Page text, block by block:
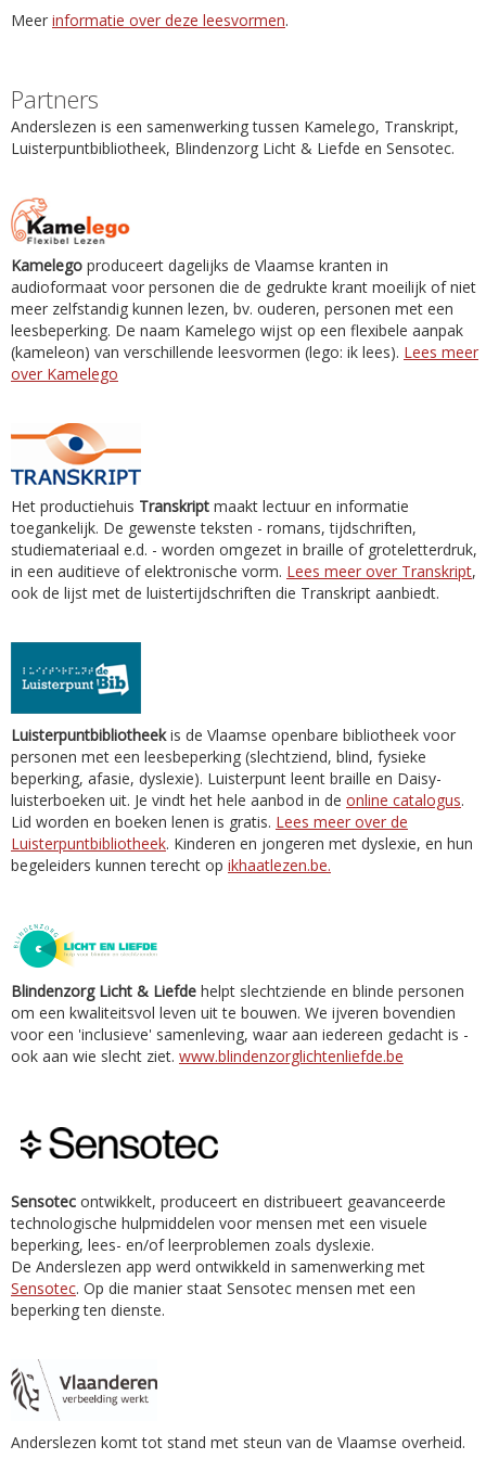
Meer informatie over deze leesvormen.
Partners
Anderslezen is een samenwerking tussen Kamelego, Transkript,
Luisterpuntbibliotheek, Blindenzorg Licht & Liefde en Sensotec.
Kamelego produceert dagelijks de Vlaamse kranten in
audioformaat voor personen die de gedrukte krant moeilijk of niet
meer zelfstandig kunnen lezen, bv. ouderen, personen met een
leesbeperking. De naam Kamelego wijst op een flexibele aanpak
(kameleon) van verschillende leesvormen (lego: ik lees). Lees meer
over Kamelego
Het productiehuis Transkript maakt lectuur en informatie
toegankelijk. De gewenste teksten - romans, tijdschriften,
studiemateriaal e.d. - worden omgezet in braille of groteletterdruk,
in een auditieve of elektronische vorm. Lees meer over Transkript,
ook de lijst met de luistertijdschriften die Transkript aanbiedt.
Luisterpuntbibliotheekis de Vlaamse openbare bibliotheek voor
personen met een leesbeperking (slechtziend, blind, fysieke
beperking, afasie, dyslexie). Luisterpunt leent braille en Daisy-
luisterboeken uit. Je vindt het hele aanbod in de online catalogus.
Lid worden en boeken lenen is gratis. Lees meer over de
Luisterpuntbibliotheek. Kinderen en jongeren met dyslexie, en hun
begeleiders kunnen terecht op ikhaatlezen.be.
Blindenzorg Licht & Liefde helpt slechtziende en blinde personen
om een kwaliteitsvol leven uit te bouwen. We ijveren bovendien
voor een 'inclusieve' samenleving, waar aan iedereen gedacht is -
ook aan wie slecht ziet. www.blindenzorglichtenliefde.be
Sensotec ontwikkelt, produceert en distribueert geavanceerde
technologische hulpmiddelen voor mensen met een visuele
beperking, lees- en/of leerproblemen zoals dyslexie.
De Anderslezen app werd ontwikkeld in samenwerking met
Sensotec. Op die manier staat Sensotec mensen met een
beperking ten dienste.
Anderslezen komt tot stand met steun van de Vlaamse overheid.